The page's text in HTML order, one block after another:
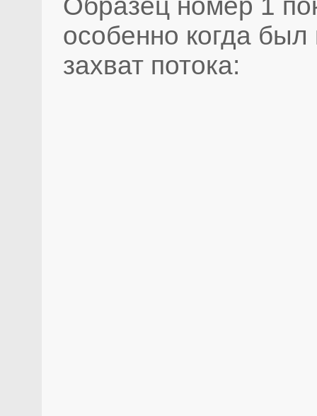
Образец номер 1
особенно когда
захват потока: